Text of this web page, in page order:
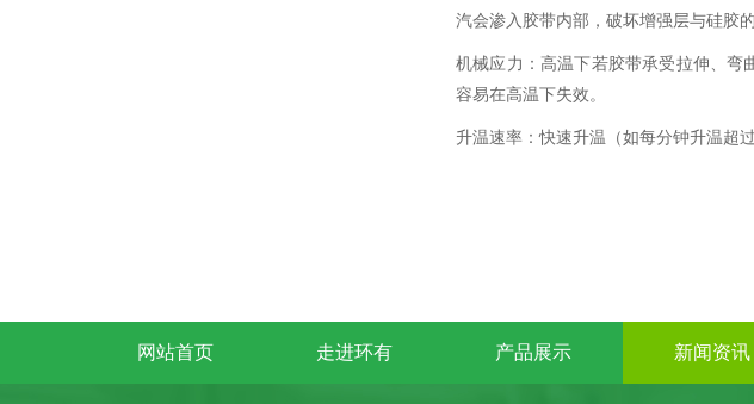
汽会渗入胶带内部，破坏增强层与硅胶的
机械应力：高温下若胶带承受拉伸、弯
容易在高温下失效。
升温速率：快速升温（如每分钟升温超
网站首页 走进环有 产品展示 新闻资讯